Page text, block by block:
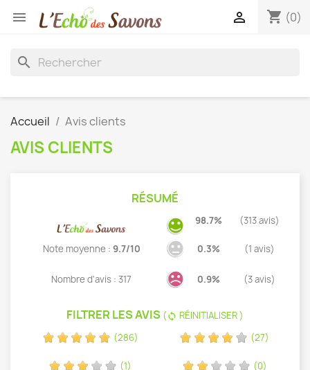
 shopping_cart (0)

search
Accueil Avis clients
AVIS CLIENTS
RÉSUMÉ
98.7% (313 avis)
Note moyenne : 9.7/10 0.3% (1 avis)
Nombre d'avis : 317 0.9% (3 avis)
FILTRER LES AVIS ( sync RÉINITIALISER )
(286)
(27)
(1) (0)